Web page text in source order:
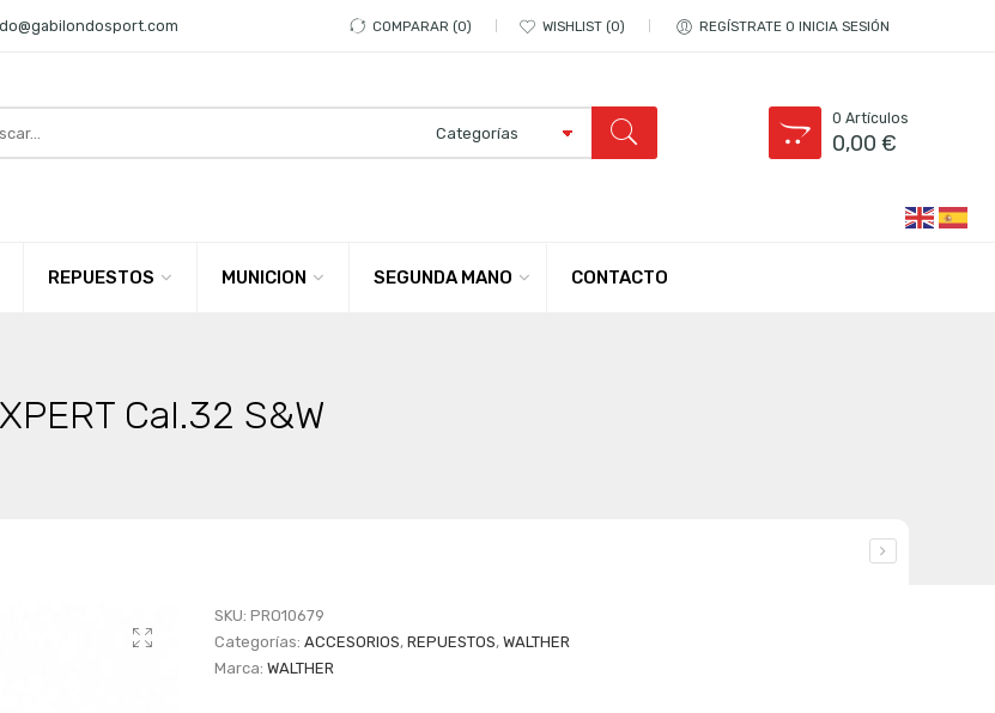
COMPARAR 0 WISHLIST 0 REGÍSTRATE O INICIA SESIÓN
0 Artículos
0,00€
REPUESTOS MUNICION SEGUNDA MANO CONTACTO
Cal.32 S&W
SKU: PRO10679
Categorías: ACCESORIOS, REPUESTOS, WALTHER
Marca: WALTHER